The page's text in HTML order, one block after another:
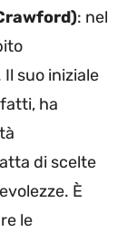
: nel
suo iniziale
ha
di scelte
È
le